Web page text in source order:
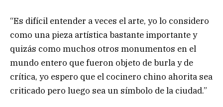
“Es difícil entender a veces el arte, yo lo considero
como una pieza artística bastante importante y
quizás como muchos otros monumentos en el
mundo entero que fueron objeto de burla y de
crítica, yo espero que el cocinero chino ahorita sea
criticado pero luego sea un símbolo de la ciudad.”